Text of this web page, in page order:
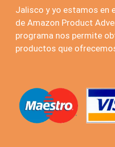
Jalisco y yo estamos en
de Amazon Product
programa nos permite
productos que